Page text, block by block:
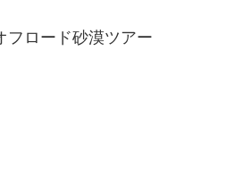
フロード砂漠ツアー